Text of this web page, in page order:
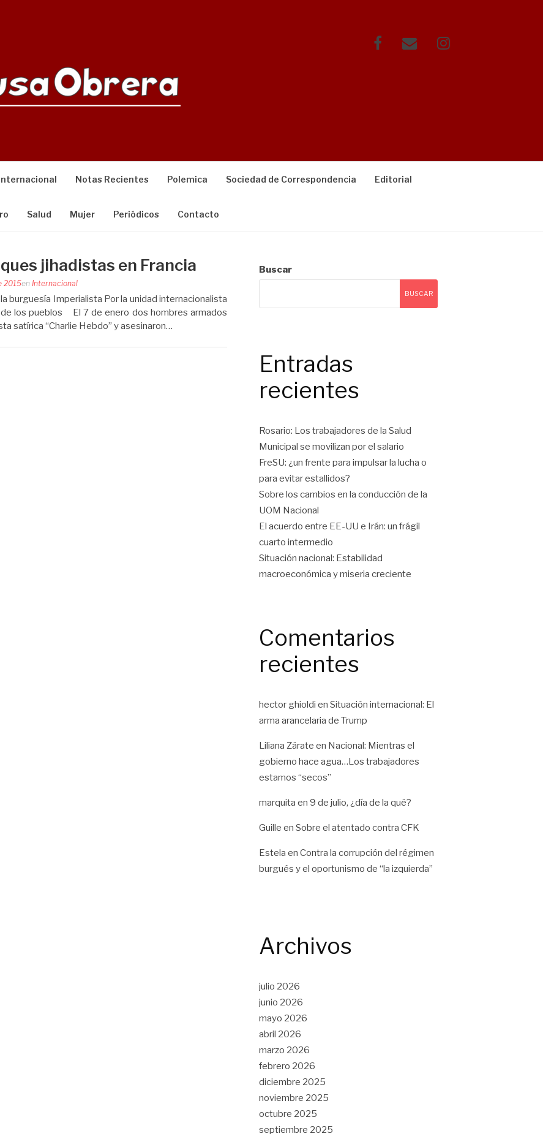
FacebookCorreo Instagram
Notas Recientes Polemica Sociedad de Correspondencia Editorial
Salud Mujer Periódicos Contacto
jihadistas en Francia
2015en Internacional
burguesía Imperialista Por la unidad internacionalista
los pueblos El 7 de enero dos hombres armados
satírica “Charlie Hebdo” y asesinaron…
Buscar
BUSCAR
Entradas
recientes
Rosario: Los trabajadores de la Salud
Municipal se movilizan por el salario
FreSU: ¿un frente para impulsar la lucha o
para evitar estallidos?
Sobre los cambios en la conducción de la
UOM Nacional
El acuerdo entre EE-UU e Irán: un frágil
cuarto intermedio
Situación nacional: Estabilidad
macroeconómica y miseria creciente
Comentarios
recientes
hector ghioldi en Situación internacional: El
arma arancelaria de Trump
Liliana Zárate en Nacional: Mientras el
gobierno hace agua…Los trabajadores
estamos “secos”
marquita en 9 de julio, ¿día de la qué?
Guille en Sobre el atentado contra CFK
Estela en Contra la corrupción del régimen
burgués y el oportunismo de “la izquierda”
Archivos
julio 2026
junio 2026
mayo 2026
abril 2026
marzo 2026
febrero 2026
diciembre 2025
noviembre 2025
octubre 2025
septiembre 2025